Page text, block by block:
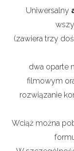
Uniwersalny
(zawiera trzy
dwa oparte
filmowym
rozwiązanie
Wciąż można